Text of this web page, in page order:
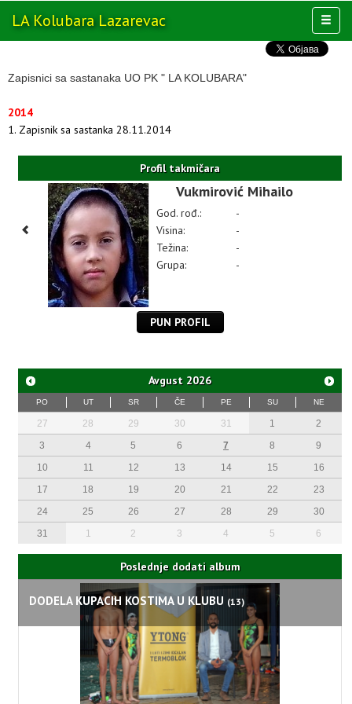
LA KolubaraLazarevac
KLUB
OSTALO
Zapisnici sa sastanaka UO PK " LA KOLUBARA"
2014
1. Zapisnik sa sastanka 28.11.2014
Profil takmičara
Vukmirović Mihailo
God. rođ.:
-
Visina:
-
Težina:
-
Grupa:
-
PUN PROFIL
Avgust 2026
PO UT SR ČE PE SU NE
27 28 29 30 31 1
2
3
4 5 6 7 8
9
10
11 12 13 14 15
16
17
18 19 20 21 22
23
24
25 26 27 28 29
30
31
1 2 3 4 5 6
Poslednje dodati album
DODELA KUPACIH KOSTIMA U KLUBU (13)